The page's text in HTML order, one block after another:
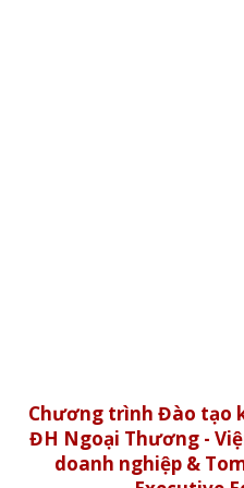
Chương trình Đào tạo
ĐH Ngoại Thương -
doanh nghiệp &